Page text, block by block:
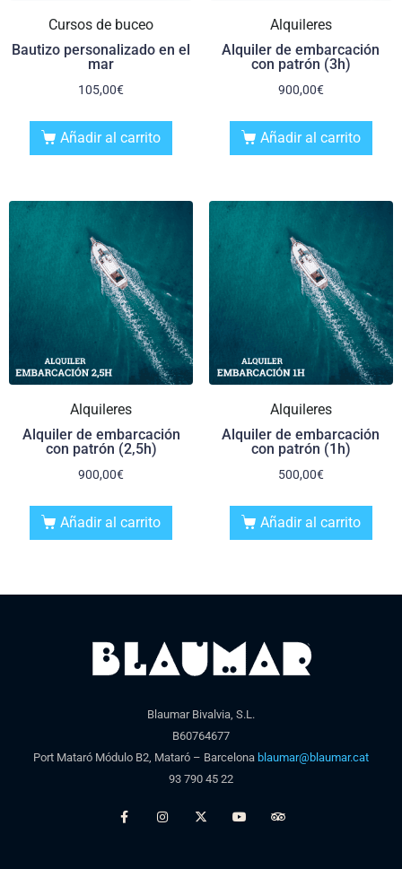
Cursos de buceo
Bautizo personalizado en el
mar
105,00€
Añadir al carrito
Alquileres
Alquiler de embarcación
con patrón (3h)
900,00€
Añadir al carrito
Alquileres
Alquiler de embarcación
con patrón (2,5h)
900,00€
Añadir al carrito
Alquileres
Alquiler de embarcación
con patrón (1h)
500,00€
Añadir al carrito
Blaumar Bivalvia, S.L.
B60764677
Port Mataró Módulo B2, Mataró – Barcelona blaumar@blaumar.cat
93 790 45 22